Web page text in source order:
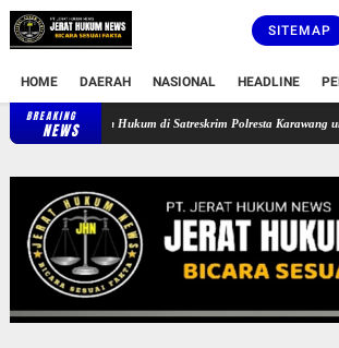
SITEMAP
HOME DAERAH NASIONAL HEADLINE
BREAKING
NEWSEG 55 Tahun Terlilit Uang Riba Rentenir, Kinerja